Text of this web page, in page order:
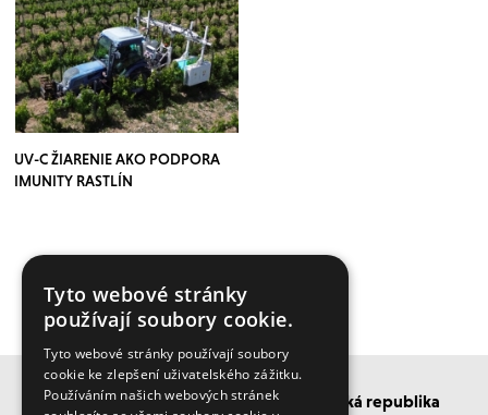
UV-C ŽIARENIE AKO PODPORA
IMUNITY RASTLÍN
VÍCE ČLÁNKŮ ZDE
BISO SCHRATTENECKER Česká a Slovenská republika
Tyto webové stránky
používají soubory cookie.
Tyto webové stránky používají soubory
cookie ke zlepšení uživatelského zážitku.
Používáním našich webových stránek